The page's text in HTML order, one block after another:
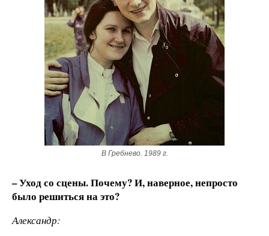
В Гребнево. 1989 г.
– Уход со сцены. Почему? И, наверное, непросто
было решиться на это?
Александр: